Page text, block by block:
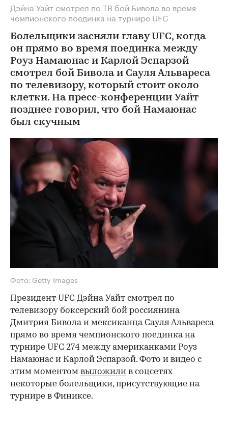
Дэйна Уайт смотрел по ТВ бой Бивола во время
чемпионского поединка на турнире UFC
Болельщики засняли главу UFC, когда
он прямо во время поединка между
Роуз Намаюнас и Карлой Эспарзой
смотрел бой Бивола и Сауля Альвареса
по телевизору, который стоит около
клетки. На пресс-конференции Уайт
позднее говорил, что бой Намаюнас
был скучным
Фото: Getty Images
Президент UFC Дэйна Уайт смотрел по
телевизору боксерский бой россиянина
Дмитрия Бивола и мексиканца Сауля Альвареса
прямо во время чемпионского поединка на
турнире UFC 274 между американками Роуз
Намаюнас и Карлой Эспарзой. Фото и видео с
этим моментом выложили в соцсетях
некоторые болельщики, присутствующие на
турнире в Финиксе.